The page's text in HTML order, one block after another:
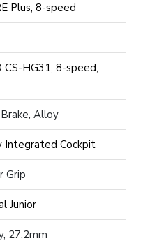
Plus, 8-speed
CS-HG31, 8-speed,
Alloy
Integrated Cockpit
Grip
Junior
27.2mm